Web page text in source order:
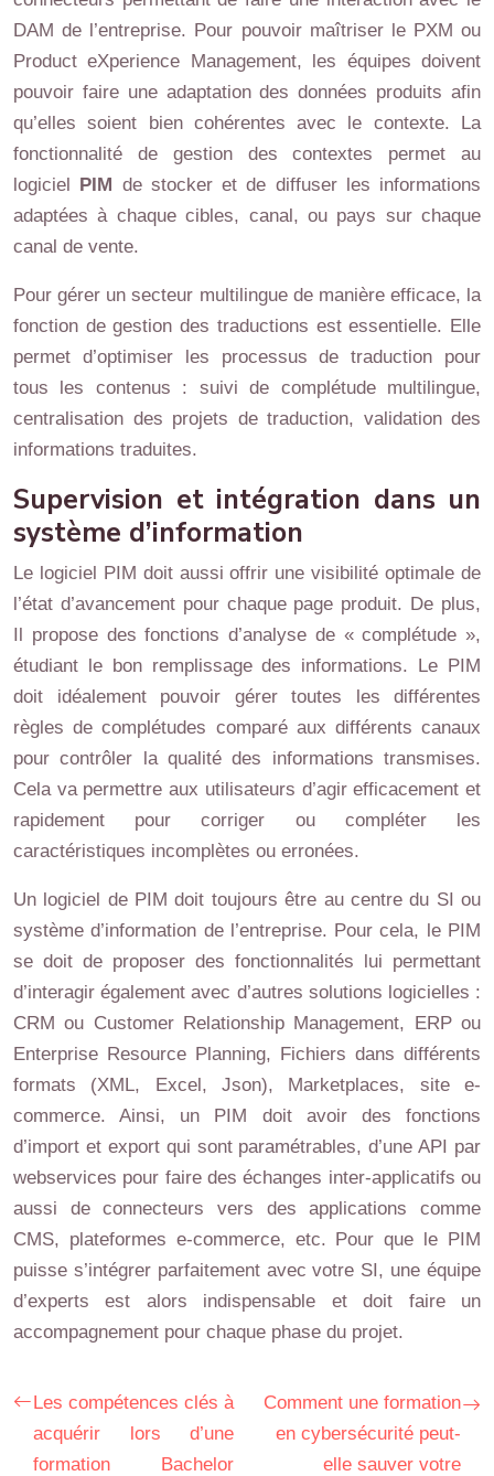
DAM de l’entreprise. Pour pouvoir maîtriser le PXM ou
Product eXperience Management, les équipes doivent
pouvoir faire une adaptation des données produits afin
qu’elles soient bien cohérentes avec le contexte. La
fonctionnalité de gestion des contextes permet au
logiciel PIM de stocker et de diffuser les informations
adaptées à chaque cibles, canal, ou pays sur chaque
canal de vente.
Pour gérer un secteur multilingue de manière efficace, la
fonction de gestion des traductions est essentielle. Elle
permet d’optimiser les processus de traduction pour
tous les contenus : suivi de complétude multilingue,
centralisation des projets de traduction, validation des
informations traduites.
Supervision et intégration dans un
système d’information
Le logiciel PIM doit aussi offrir une visibilité optimale de
l’état d’avancement pour chaque page produit. De plus,
Il propose des fonctions d’analyse de « complétude »,
étudiant le bon remplissage des informations. Le PIM
doit idéalement pouvoir gérer toutes les différentes
règles de complétudes comparé aux différents canaux
pour contrôler la qualité des informations transmises.
Cela va permettre aux utilisateurs d’agir efficacement et
rapidement pour corriger ou compléter les
caractéristiques incomplètes ou erronées.
Un logiciel de PIM doit toujours être au centre du SI ou
système d’information de l’entreprise. Pour cela, le PIM
se doit de proposer des fonctionnalités lui permettant
d’interagir également avec d’autres solutions logicielles :
CRM ou Customer Relationship Management, ERP ou
Enterprise Resource Planning, Fichiers dans différents
formats (XML, Excel, Json), Marketplaces, site e-
commerce. Ainsi, un PIM doit avoir des fonctions
d’import et export qui sont paramétrables, d’une API par
webservices pour faire des échanges inter-applicatifs ou
aussi de connecteurs vers des applications comme
CMS, plateformes e‑commerce, etc. Pour que le PIM
puisse s’intégrer parfaitement avec votre SI, une équipe
d’experts est alors indispensable et doit faire un
accompagnement pour chaque phase du projet.
Les compétences clés à
acquérir lors d’une
formation Bachelor
Comment une formation
en cybersécurité peut-
elle sauver votre